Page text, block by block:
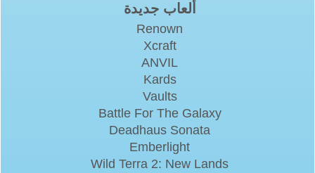
ألعاب جديدة
Renown
Xcraft
ANVIL
Kards
Vaults
Battle For The Galaxy
Deadhaus Sonata
Emberlight
Wild Terra 2: New Lands